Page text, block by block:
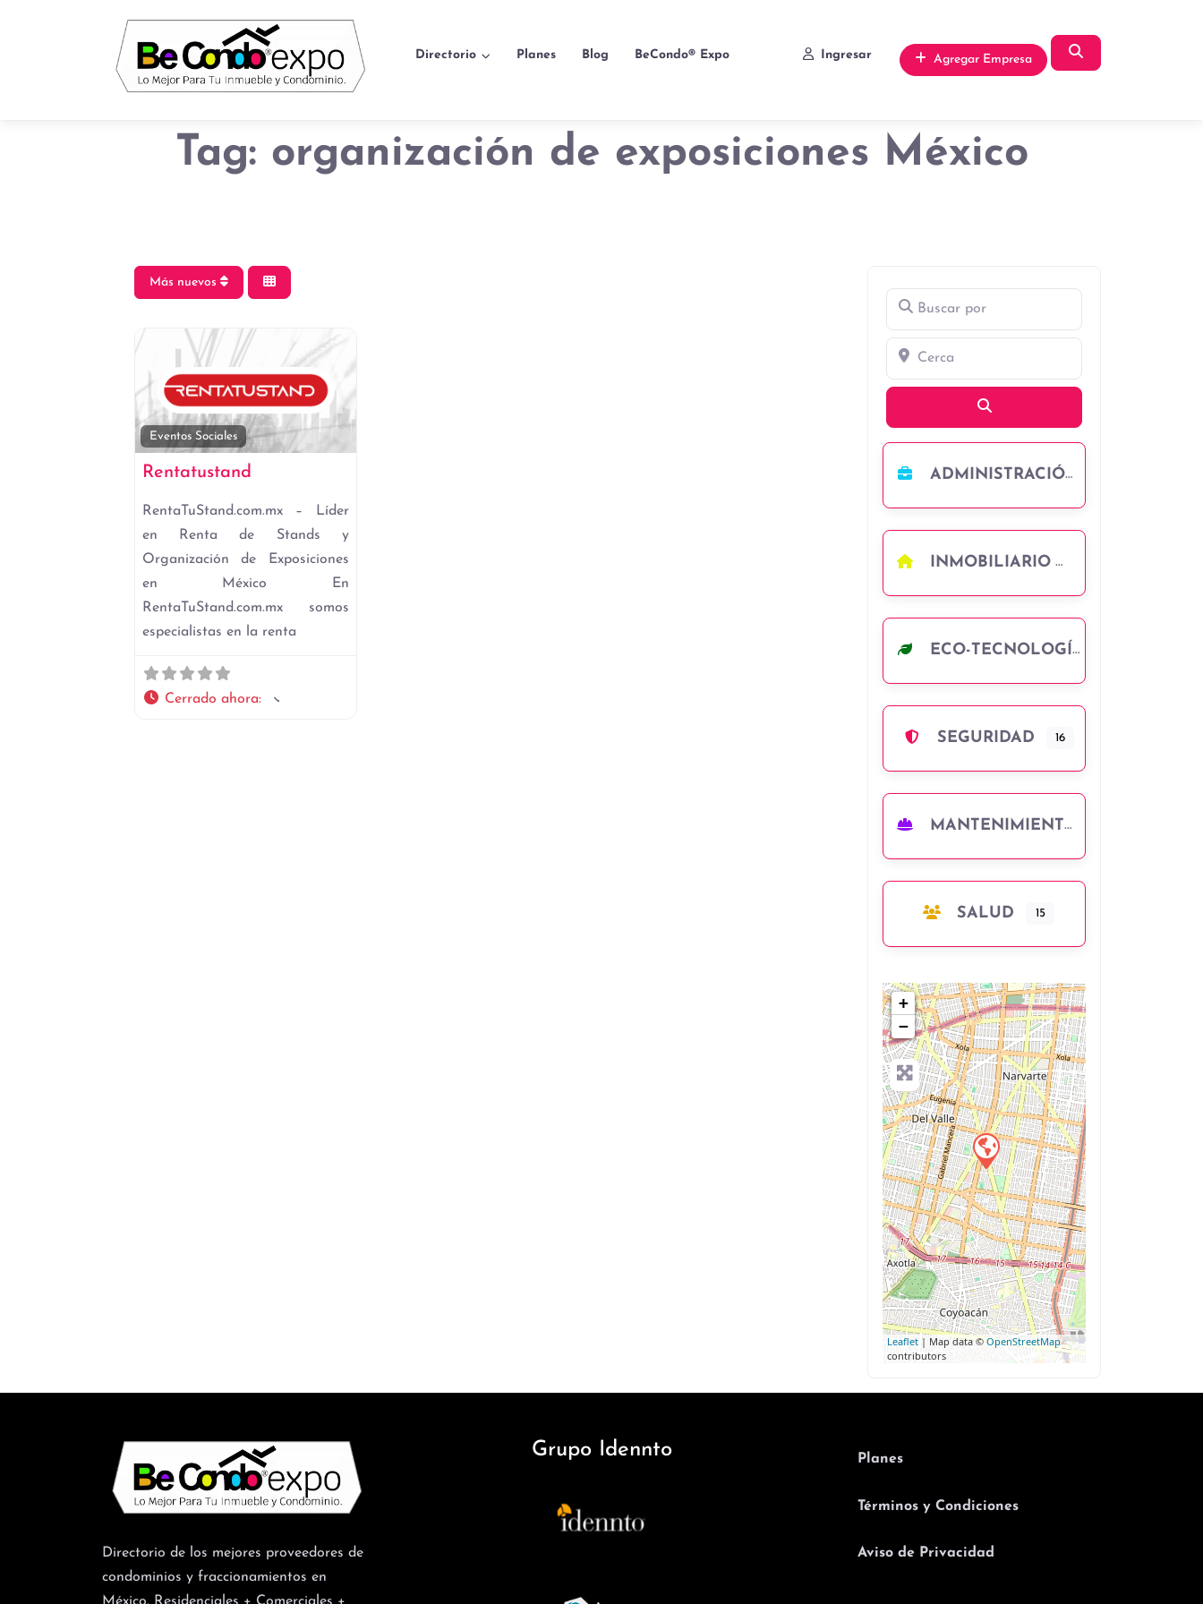
Directorio Planes Blog BeCondo® Expo Ingresar Agregar Empresa
Tag: organización de exposiciones México
Buscar por
Cerca
ADMINISTRACIÓN
INMOBILIARIO
ECO-TECNOLOGÍA
SEGURIDAD 16
MANTENIMIENTO
SALUD 15
+
−
Leaflet | Map data ©OpenStreetMap
contributors
Más nuevos
Eventos Sociales
Rentatustand
RentaTuStand.com.mx – Líder
en Renta de Stands y
Organización de Exposiciones
en México En
RentaTuStand.com.mx somos
especialistas en la renta
Cerrado ahora:
Directorio de los mejores proveedores de
condominios y fraccionamientos en
Grupo Idennto Planes
Términos y Condiciones
Aviso de Privacidad